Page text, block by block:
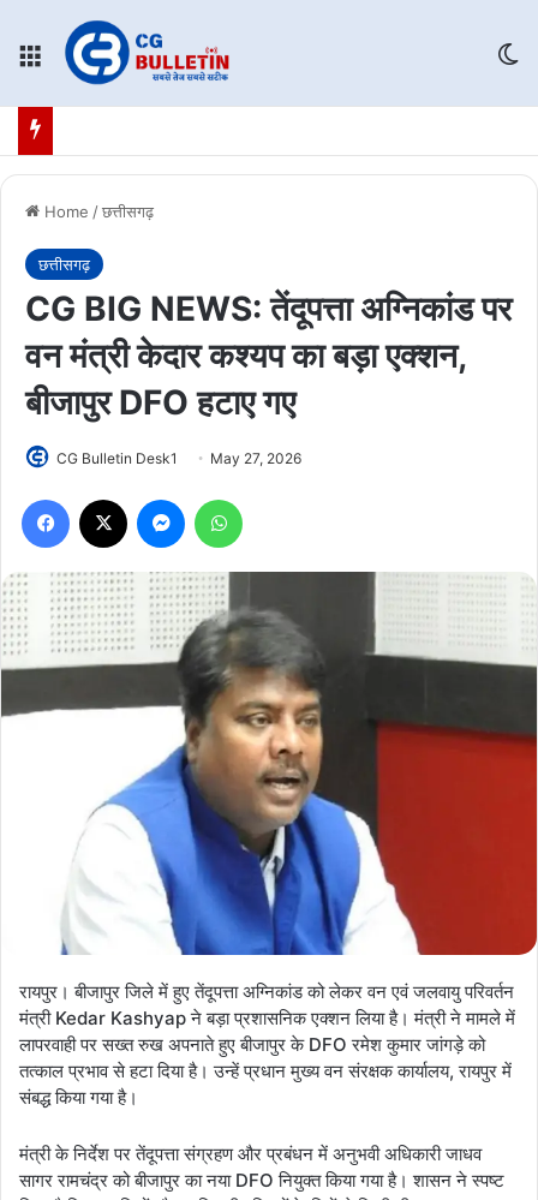
Menu
Home /छत्तीसगढ़
छत्तीसगढ़
CG BIG NEWS: तेंदूपत्ता अग्निकांड पर
वन मंत्री केदार कश्यप का बड़ा एक्शन,
बीजापुर DFO हटाए गए
CG Bulletin Desk1 May 27, 2026
Facebook Messenger
रायपुर। बीजापुर जिले में हुए तेंदूपत्ता अग्निकांड को लेकर वन एवं जलवायु परिवर्तन
मंत्री Kedar Kashyap ने बड़ा प्रशासनिक एक्शन लिया है। मंत्री ने मामले में
लापरवाही पर सख्त रुख अपनाते हुए बीजापुर के DFO रमेश कुमार जांगड़े को
तत्काल प्रभाव से हटा दिया है। उन्हें प्रधान मुख्य वन संरक्षक कार्यालय, रायपुर में
संबद्ध किया गया है।
मंत्री के निर्देश पर तेंदूपत्ता संग्रहण और प्रबंधन में अनुभवी अधिकारी जाधव
सागर रामचंद्र को बीजापुर का नया DFO नियुक्त किया गया है। शासन ने स्पष्ट